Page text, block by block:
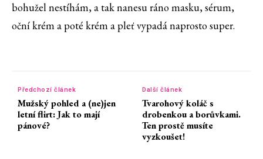
bohužel nestíhám, a tak nanesu ráno masku, sérum,
oční krém a poté krém a pleť vypadá naprosto super.
Předchozí článek
Mužský pohled a (ne)jen
letní flirt: Jak to mají
pánové?
Další článek
Tvarohový koláč s
drobenkou a borůvkami.
Ten prostě musíte
vyzkoušet!